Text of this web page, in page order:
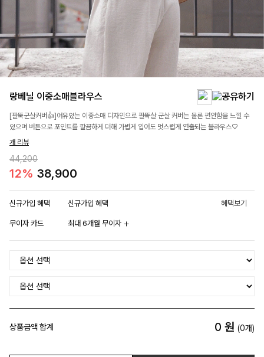
랑베닐 이중소매블라우스
[팔뚝군살커버👍]여유있는 이중소매 디자인으로 팔뚝살 군살 커버는 물론 편안함을 느낄 수
있으며 버튼으로 포인트를 깔끔하게 더해 가볍게 입어도 멋스럽게 연출되는 블라우스♡
개 리뷰
44,200
12% 38,900
신규가입 혜택 신규가입 혜택 혜택보기
무이자 카드 최대 6개월 무이자
상품금액 합계 0 원 (0개)